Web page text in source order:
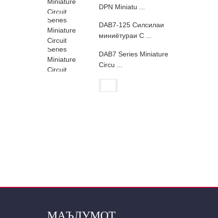
DPN Miniatu ...
DAB7-125 Силсилаи
миниётураи C ...
DAB7 Series Miniature
Circu ...